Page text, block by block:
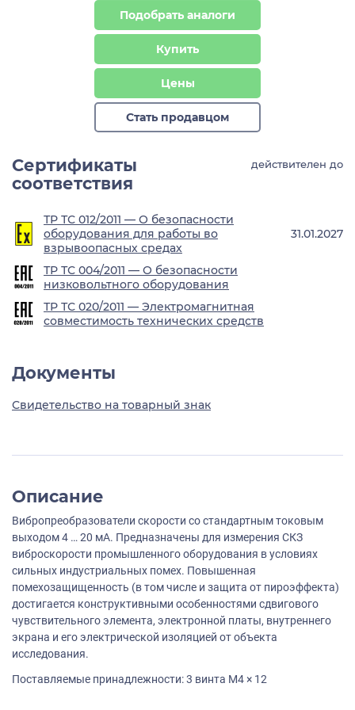
Подобрать аналоги
Купить
Цены
Стать продавцом
Сертификаты
соответствия
действителен до
ТР ТС 012/2011 — О безопасности
оборудования для работы во
взрывоопасных средах
31.01.2027
ТР ТС 004/2011 — О безопасности
низковольтного оборудования
ТР ТС 020/2011 — Электромагнитная
совместимость технических средств
Документы
Свидетельство на товарный знак
Описание
Вибропреобразователи скорости со стандартным токовым
выходом 4 … 20 мА. Предназначены для измерения СКЗ
виброскорости промышленного оборудования в условиях
сильных индустриальных помех. Повышенная
помехозащищенность (в том числе и защита от пироэффекта)
достигается конструктивными особенностями сдвигового
чувствительного элемента, электронной платы, внутреннего
экрана и его электрической изоляцией от объекта
исследования.
Поставляемые принадлежности: 3 винта M4 × 12